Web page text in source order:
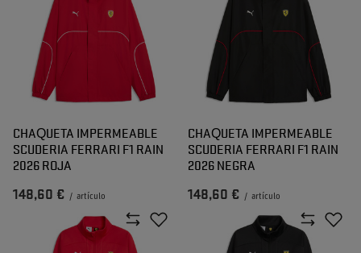
CHAQUETA IMPERMEABLE
SCUDERIA FERRARI F1 RAIN
2026 ROJA
148,60 € / artículo
CHAQUETA IMPERMEABLE
SCUDERIA FERRARI F1 RAIN
2026 NEGRA
148,60 € / artículo